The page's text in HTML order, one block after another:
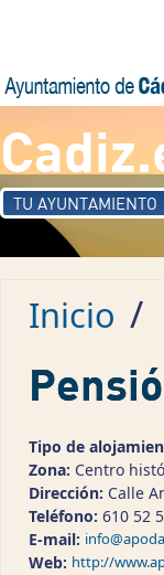
TU AYUNTAMIENTO
Inicio /
Tipo de
Zona: Centro
Dirección: Calle
Teléfono: 610 52
E-mail:
Web: http://